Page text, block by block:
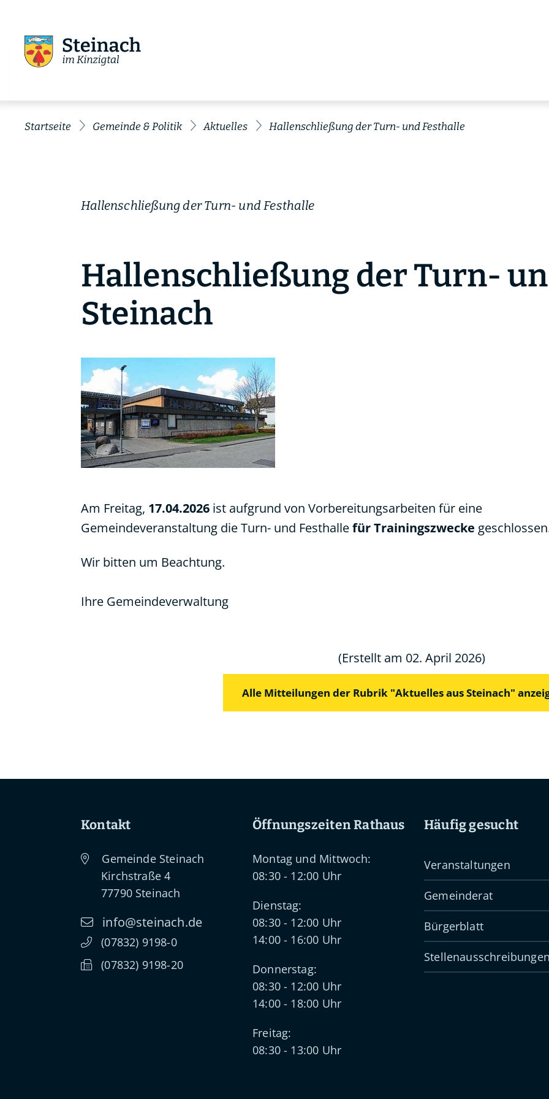
Startseite Gemeinde & Politik Aktuelles Hallenschließung der Turn- und Festhalle
Hallenschließung der Turn- und Festhalle
Hallenschließung der Turn-
Steinach
Am Freitag, 17.04.2026 ist aufgrund von Vorbereitungsarbeiten für eine
Gemeindeveranstaltung die Turn- und Festhallefür Trainingszwecke
Wir bitten um Beachtung.
Ihre Gemeindeverwaltung
(Erstellt am 02. April 2026)
Alle Mitteilungen der Rubrik "Aktuelles aus Steinach"
Kontakt
Gemeinde Steinach
Kirchstraße 4
77790 Steinach
info@steinach.de
(07832) 9198-0
(07832) 9198-20
Öffnungszeiten Rathaus
Montag und Mittwoch:
08:30 - 12:00 Uhr
Dienstag:
08:30 - 12:00 Uhr
14:00 - 16:00 Uhr
Donnerstag:
08:30 - 12:00 Uhr
14:00 - 18:00 Uhr
Freitag:
08:30 - 13:00 Uhr
Häufig gesucht
Veranstaltungen
Gemeinderat
Bürgerblatt